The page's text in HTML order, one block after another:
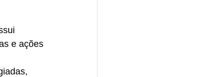
e ações